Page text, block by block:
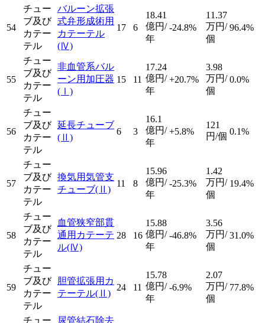
54
チュー
ブ及び
カテー
テル
バルーン拡張
式弁形成術用
カテーテル
(Ⅳ)
17 6
18.41
億円/
年
-24.8%
11.37
万円/
個
96.4%
55
チュー
ブ及び
カテー
テル
非血管系バル
ーン用加圧器
(Ⅰ)
15 11
17.24
億円/
年
+20.7%
3.98
万円/
個
0.0%
56
チュー
ブ及び
カテー
テル
延長チューブ
(Ⅱ)
6 3
16.1
億円/
年
+5.8%
121
円/個 0.1%
57
チュー
ブ及び
カテー
テル
換気用気管支
チューブ(Ⅱ)
11 8
15.96
億円/
年
-25.3%
1.42
万円/
個
19.4%
58
チュー
ブ及び
カテー
テル
血管狭窄部貫
通用カテーテ
ル(Ⅳ)
28 16
15.88
億円/
年
-46.8%
3.56
万円/
個
31.0%
59
チュー
ブ及び
カテー
テル
胆管拡張用カ
テーテル(Ⅱ)
24 11
15.78
億円/
年
-6.9%
2.07
万円/
個
77.8%
チュー 尿管結石除去